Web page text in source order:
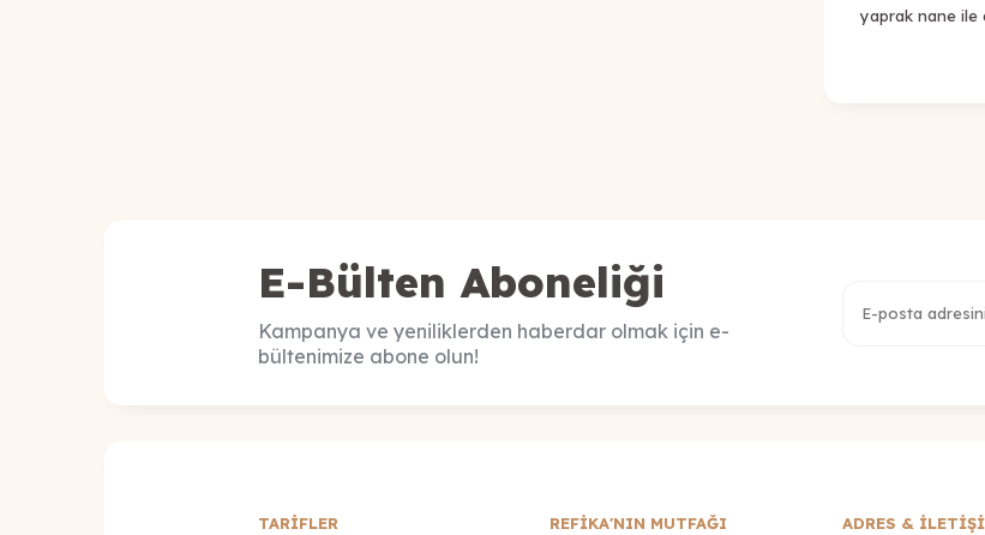
yaprak nane ile
E-Bülten Aboneliği
Kampanya ve yeniliklerden haberdar olmak için e-
bültenimize abone olun!
TARİFLER REFİKA'NIN MUTFAĞI ADRES &